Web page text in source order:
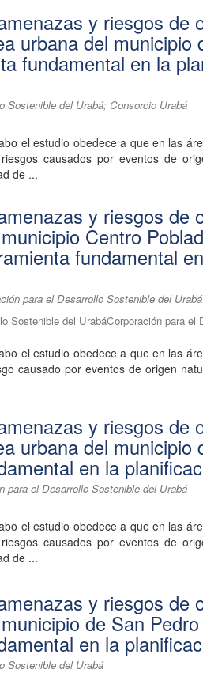
y riesgos de
urbana del municipio
fundamental en la
Sostenible del Urabá; Consorcio Urabá
el estudio obedece a que en las
causados por eventos de
de ...
y riesgos de
Centro
fundamental
para el Desarrollo Sostenible del Urabá
Sostenible del UrabáCorporación para el
el estudio obedece a que en las
causado por eventos de origen
y riesgos de
urbana del municipio
en la
para el Desarrollo Sostenible del Urabá
el estudio obedece a que en las
causados por eventos de
de ...
y riesgos de
de San
en la
Sostenible del Urabá